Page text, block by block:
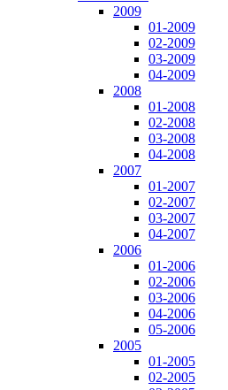
2009
01-2009
02-2009
03-2009
04-2009
2008
01-2008
02-2008
03-2008
04-2008
2007
01-2007
02-2007
03-2007
04-2007
2006
01-2006
02-2006
03-2006
04-2006
05-2006
2005
01-2005
02-2005